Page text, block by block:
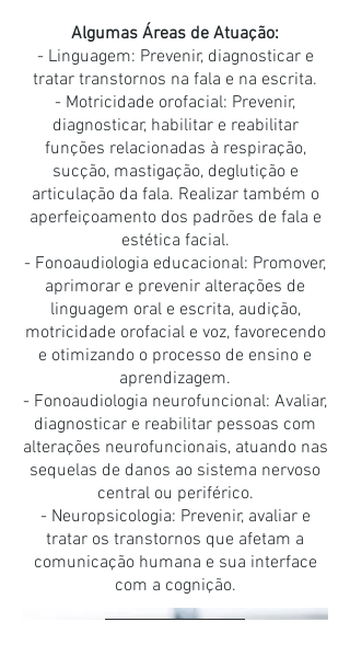
Algumas Áreas de Atuação:
- Linguagem: Prevenir, diagnosticar e
tratar transtornos na fala e na escrita.
- Motricidade orofacial: Prevenir,
diagnosticar, habilitar e reabilitar
funções relacionadas à respiração,
sucção, mastigação, deglutição e
articulação da fala. Realizar também o
aperfeiçoamento dos padrões de fala e
estética facial.
- Fonoaudiologia educacional: Promover,
aprimorar e prevenir alterações de
linguagem oral e escrita, audição,
motricidade orofacial e voz, favorecendo
e otimizando o processo de ensino e
aprendizagem.
- Fonoaudiologia neurofuncional: Avaliar,
diagnosticar e reabilitar pessoas com
alterações neurofuncionais, atuando nas
sequelas de danos ao sistema nervoso
central ou periférico.
- Neuropsicologia: Prevenir, avaliar e
tratar os transtornos que afetam a
comunicação humana e sua interface
com a cognição.